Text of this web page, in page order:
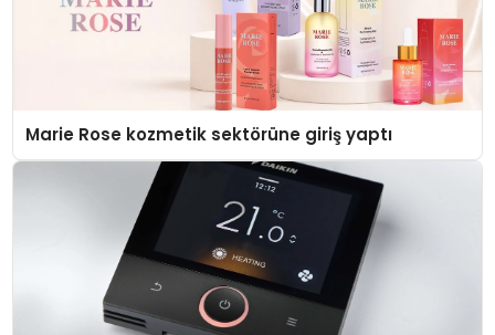
Marie Rose kozmetik sektörüne giriş yaptı